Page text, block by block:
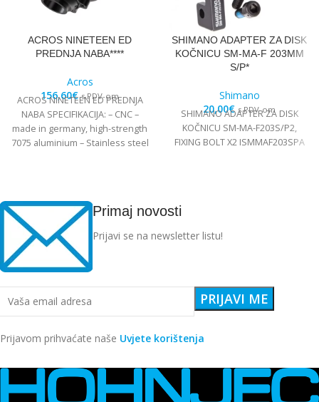
ACROS NINETEEN ED
PREDNJA NABA****
Acros
156,60€ s PDV-om
ACROS NINETEEN ED PREDNJA
NABA SPECIFIKACIJA: – CNC –
made in germany, high-strength
7075 aluminium – Stainless steel
SHIMANO ADAPTER ZA DISK
KOČNICU SM-MA-F 203MM
S/P*
Shimano
20,00€ s PDV-om
SHIMANO ADAPTER ZA DISK
KOČNICU SM-MA-F203S/P2,
FIXING BOLT X2 ISMMAF203SPA
Primaj novosti
Prijavi se na newsletter listu!
Prijavom prihvaćate naše Uvjete korištenja